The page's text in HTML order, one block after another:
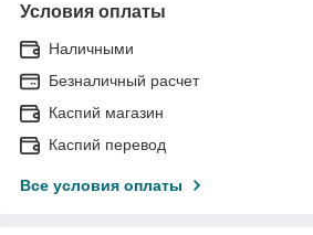
Условия оплаты
Наличными
Безналичный расчет
Каспий магазин
Каспий перевод
Все условия оплаты